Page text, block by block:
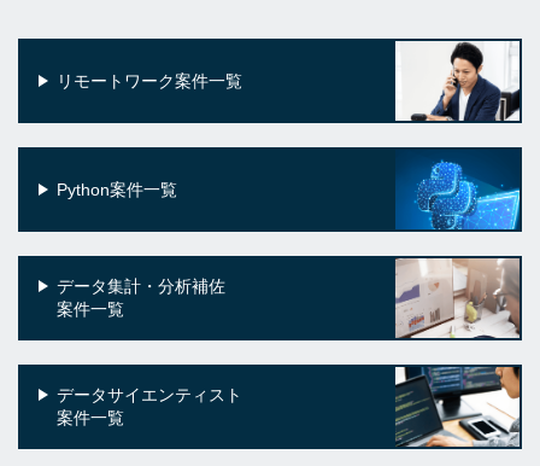
リモートワーク案件一覧
Python案件一覧
データ集計・分析補佐
案件一覧
データサイエンティスト
案件一覧